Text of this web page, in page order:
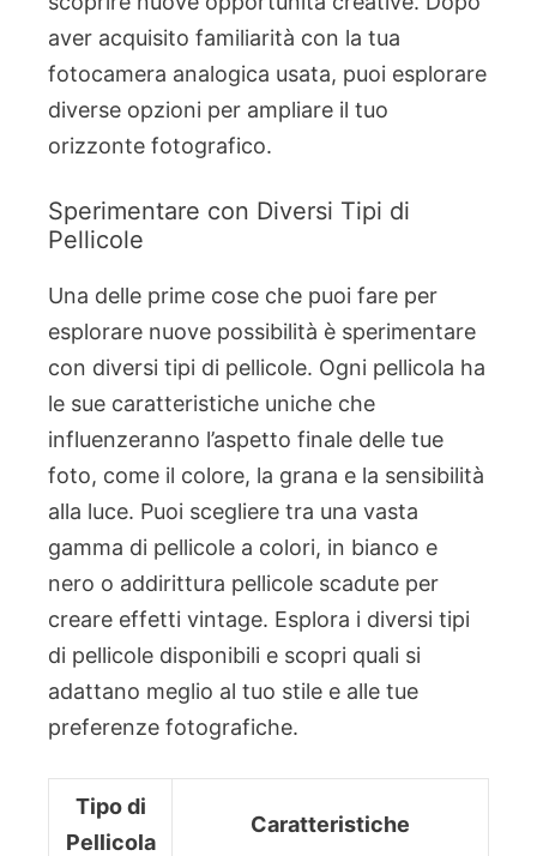
aver acquisito familiarità con la tua
fotocamera analogica usata, puoi esplorare
diverse opzioni per ampliare il tuo
orizzonte fotografico.
Sperimentare con Diversi Tipi di
Pellicole
Una delle prime cose che puoi fare per
esplorare nuove possibilità è sperimentare
con diversi tipi di pellicole. Ogni pellicola ha
le sue caratteristiche uniche che
influenzeranno l’aspetto finale delle tue
foto, come il colore, la grana e la sensibilità
alla luce. Puoi scegliere tra una vasta
gamma di pellicole a colori, in bianco e
nero o addirittura pellicole scadute per
creare effetti vintage. Esplora i diversi tipi
di pellicole disponibili e scopri quali si
adattano meglio al tuo stile e alle tue
preferenze fotografiche.
Tipo di
Pellicola
Caratteristiche